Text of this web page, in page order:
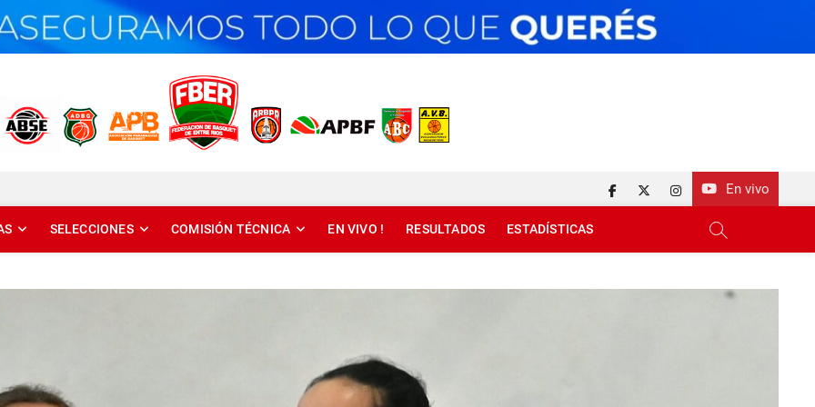
DE ENTRE RÍOS En vivo
facebook
twitterinstagram
SELECCIONES COMISIÓN TÉCNICA EN VIVO ! RESULTADOS ESTADÍSTICAS